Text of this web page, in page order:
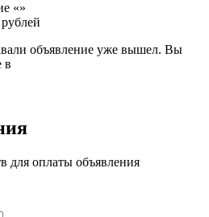
«»
рублей
объявление уже вышел. Вы
в
для оплаты объявления